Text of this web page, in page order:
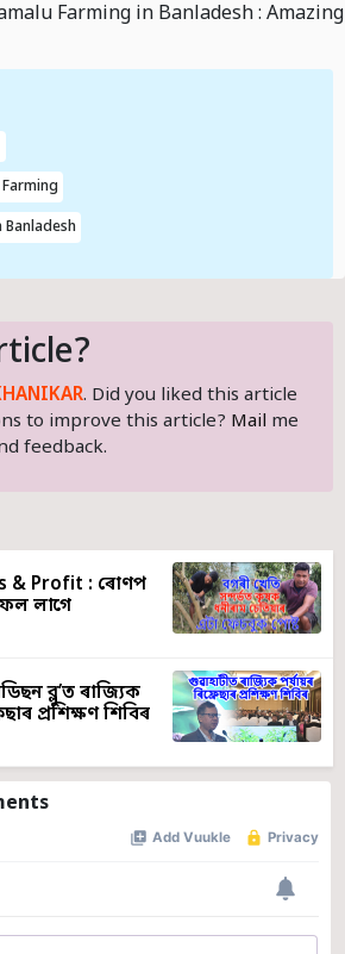
Farming in Banladesh : Amazing
Banladesh
. Did you liked this article
to improve this article? Mail me
feedback.
& Profit : ৰোণপ
লাগে
ব্লু’ত ৰাজ্যিক
প্ৰশিক্ষণ শিবিৰ